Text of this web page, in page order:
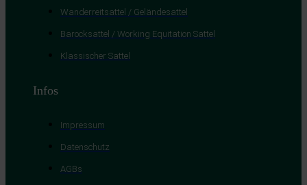
Wanderreitsattel / Geländesattel
Barocksattel / Working Equitation Sattel
Klassischer Sattel
Infos
Impressum
Datenschutz
AGBs